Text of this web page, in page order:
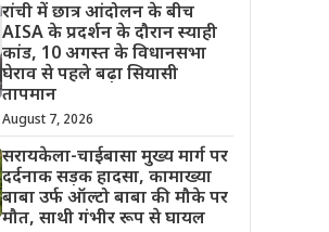
रांची में छात्र आंदोलन के बीच
AISA के प्रदर्शन के दौरान स्याही
कांड, 10 अगस्त के विधानसभा
घेराव से पहले बढ़ा सियासी
तापमान
August 7, 2026
सरायकेला-चाईबासा मुख्य मार्ग पर
दर्दनाक सड़क हादसा, कामाख्या
बाबा उर्फ ऑल्टो बाबा की मौके पर
मौत, साथी गंभीर रूप से घायल